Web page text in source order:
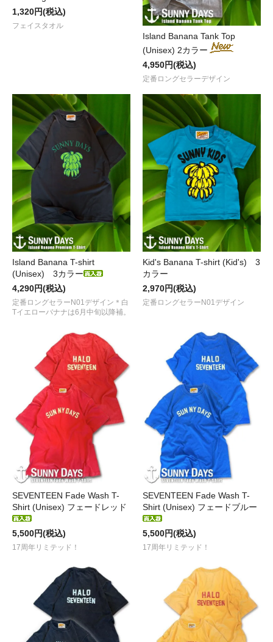
1,320円(税込)
フェイスタオル
Island Banana Tank Top
(Unisex) 2カラー
4,950円(税込)
定番ロングセラーデザイン
Island Banana T-shirt
(Unisex) 3カラー
4,290円(税込)
定番ロングセラーN01デザイン＊白
Tイエローバナナは6月中旬以降補。
Kid's Banana T-shirt (Kid's) 3
カラー
2,970円(税込)
定番ロングセラーN01デザイン
SEVENTEEN Fade Wash T-
Shirt (Unisex) フェードレッド
5,500円(税込)
17周年リミテッド！
SEVENTEEN Fade Wash T-
Shirt (Unisex) フェードブルー
5,500円(税込)
17周年リミテッド！